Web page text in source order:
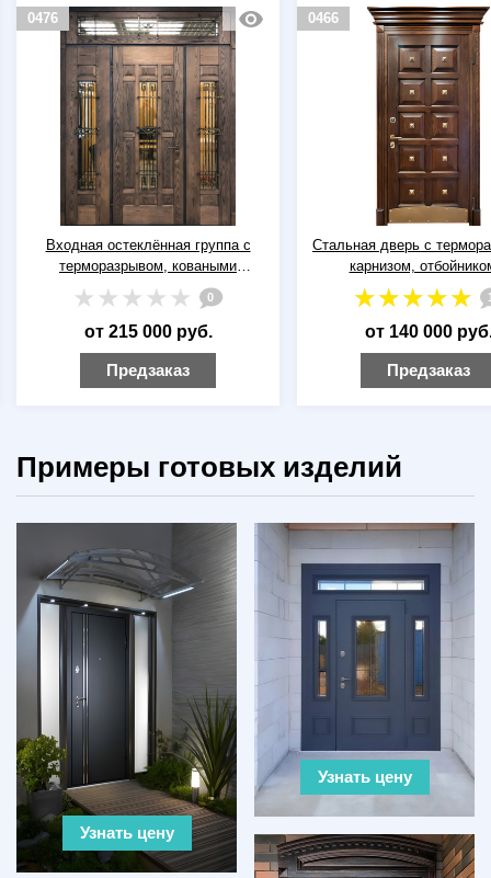
0476
Входная остеклённая группа с
терморазрывом, коваными
решётками и отделкой из массива
дерева
0
от 215 000 руб.
Предзаказ
0466
Стальная дверь с
карнизом,
филенчатыми панелями
от 140 000
Предзаказ
Примеры готовых изделий
Узнать цену
Узнать цену